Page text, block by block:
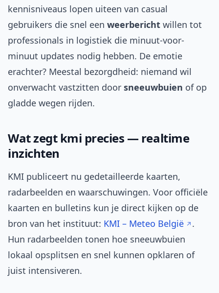
kennisniveaus lopen uiteen van casual
gebruikers die snel een weerbericht willen tot
professionals in logistiek die minuut-voor-
minuut updates nodig hebben. De emotie
erachter? Meestal bezorgdheid: niemand wil
onverwacht vastzitten door sneeuwbuien of op
gladde wegen rijden.
Wat zegt kmi precies — realtime
inzichten
KMI publiceert nu gedetailleerde kaarten,
radarbeelden en waarschuwingen. Voor officiële
kaarten en bulletins kun je direct kijken op de
bron van het instituut: KMI – Meteo België
.
Hun radarbeelden tonen hoe sneeuwbuien
lokaal opsplitsen en snel kunnen opklaren of
juist intensiveren.